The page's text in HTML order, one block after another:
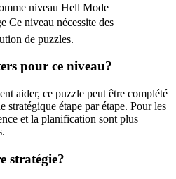
niveau Hell Mode
Ce niveau nécessite des
de puzzles.
pour ce niveau?
aider, ce puzzle peut être complété
stratégique étape par étape. Pour les
et la planification sont plus
stratégie?